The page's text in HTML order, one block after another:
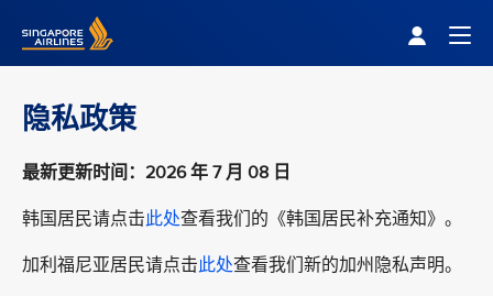
隐私政策
最新更新时间：2026 年 7 月 08 日
韩国居民请点击此处查看我们的《韩国居民补充通知》。
加利福尼亚居民请点击此处查看我们新的加州隐私声明。